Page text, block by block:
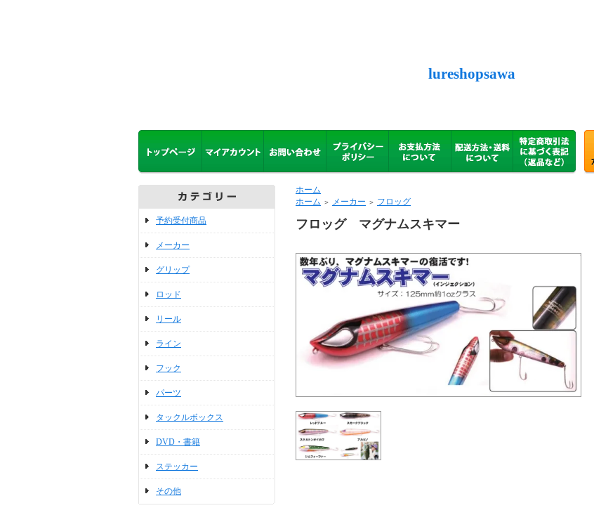
lureshopsawa
予約受付商品
メーカー
グリップ
ロッド
リール
ライン
フック
パーツ
タックルボックス
DVD・書籍
ステッカー
その他
ホーム
ホーム ＞ メーカー ＞ フロッグ
フロッグ マグナムスキマー